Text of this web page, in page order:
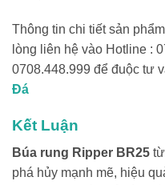
Thông tin chi tiết sản
lòng liên hệ vào Hotline :
0708.448.999 để đuộc tư
Đá
Kết Luận
Búa rung Ripper BR25 từ
phá hủy mạnh mẽ, hiệu